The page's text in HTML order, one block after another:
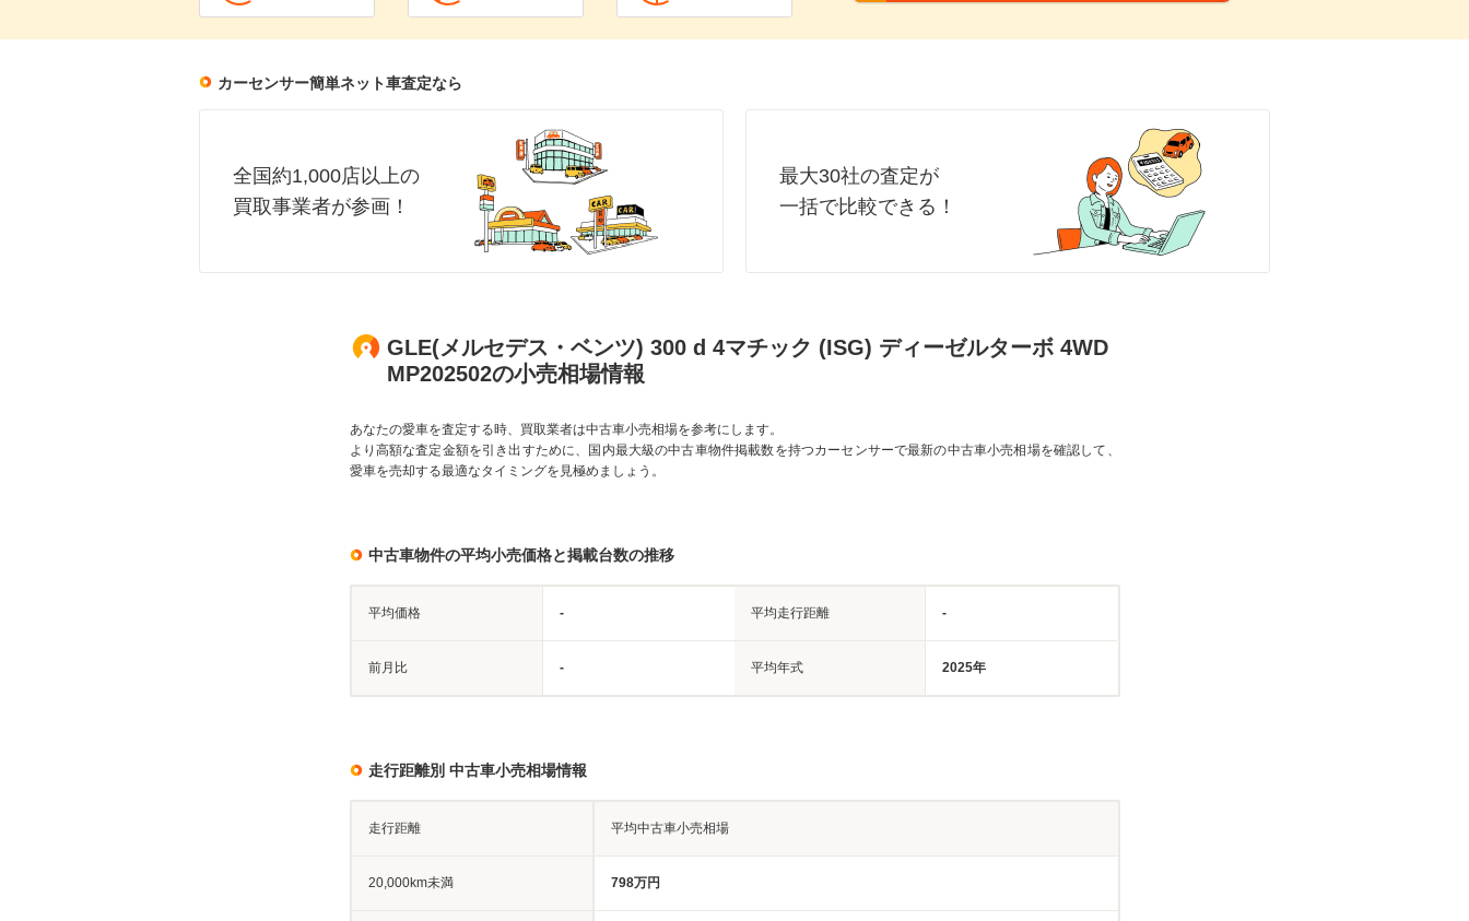
カーセンサー簡単ネット車査定なら
全国約1,000店以上の
買取事業者が参画！
最大30社の査定が
一括で比較できる！
GLE(メルセデス・ベンツ) 300 d 4マチック (ISG) ディーゼルターボ 4WD
MP202502の小売相場情報
あなたの愛車を査定する時、買取業者は中古車小売相場を参考にします。
より高額な査定金額を引き出すために、国内最大級の中古車物件掲載数を持つカーセンサーで最新の中古車小売相場を確認して、
愛車を売却する最適なタイミングを見極めましょう。
中古車物件の平均小売価格と掲載台数の推移
平均価格 - 平均走行距離 -
前月比 - 平均年式 2025年
走行距離別 中古車小売相場情報
走行距離 平均中古車小売相場
20,000km未満 798万円